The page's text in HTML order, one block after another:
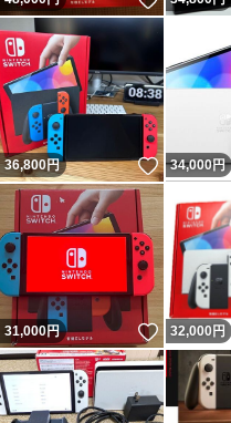
36,800円 いいね！
34,000円
31,000円 いいね！
32,000 円